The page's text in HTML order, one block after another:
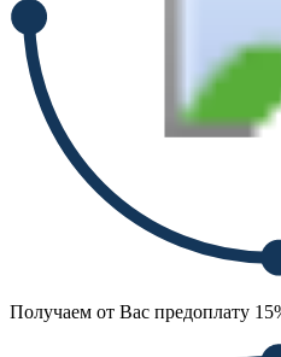
Получаем от Вас предоплату